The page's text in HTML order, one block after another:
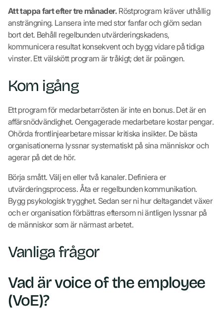
Att tappa fart efter tre månader.Röstprogram kräver uthållig
ansträngning. Lansera inte med stor fanfar och glöm sedan
bort det. Behåll regelbunden utvärderingskadens,
kommunicera resultat konsekvent och bygg vidare på tidiga
vinster. Ett välskött program är tråkigt; det är poängen.
Kom igång
Ett program för medarbetarrösten är inte en bonus. Det är en
affärsnödvändighet. Oengagerade medarbetare kostar pengar.
Ohörda frontlinjearbetare missar kritiska insikter. De bästa
organisationerna lyssnar systematiskt på sina människor och
agerar på det de hör.
Börja smått. Välj en eller två kanaler. Definiera er
utvärderingsprocess. Åta er regelbunden kommunikation.
Bygg psykologisk trygghet. Sedan ser ni hur deltagandet växer
och er organisation förbättras eftersom ni äntligen lyssnar på
de människor som är närmast arbetet.
Vanliga frågor
Vad är voice of the employee
(VoE)?